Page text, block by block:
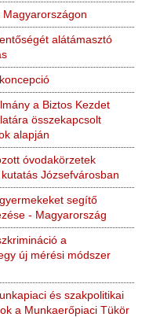
alátámasztó
a Biztos Kezdet
összekapcsolt
alapján
óvodakörzetek
Józsefvárosban
segítő
- Magyarország
a
új mérési módszer
és szakpolitikai
a Munkaerőpiaci Tükör